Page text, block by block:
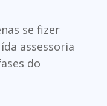
se fizer
assessoria
do